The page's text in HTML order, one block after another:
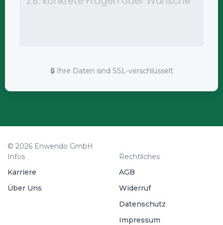
🔒 Ihre Daten sind SSL-verschlüsselt
© 2026 Enwendo GmbH
Infos
Karriere
Über Uns
Rechtliches
AGB
Widerruf
Datenschutz
Impressum